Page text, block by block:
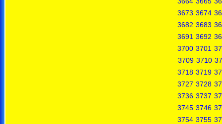
3673 3674
3682 3683
3691 3692
3700 3701
3709 3710
3718 3719
3727 3728
3736 3737
3745 3746
3754 3755